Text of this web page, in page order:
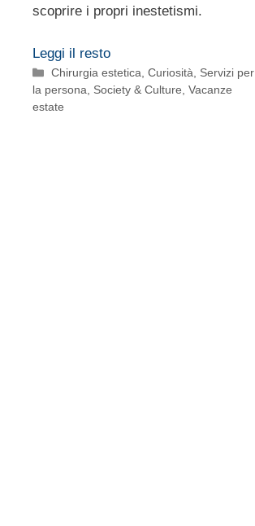
scoprire i propri inestetismi.
Leggi il resto
Categorie
Chirurgia estetica,Curiosità, Servizi per
la persona, Society & Culture, Vacanze
estate